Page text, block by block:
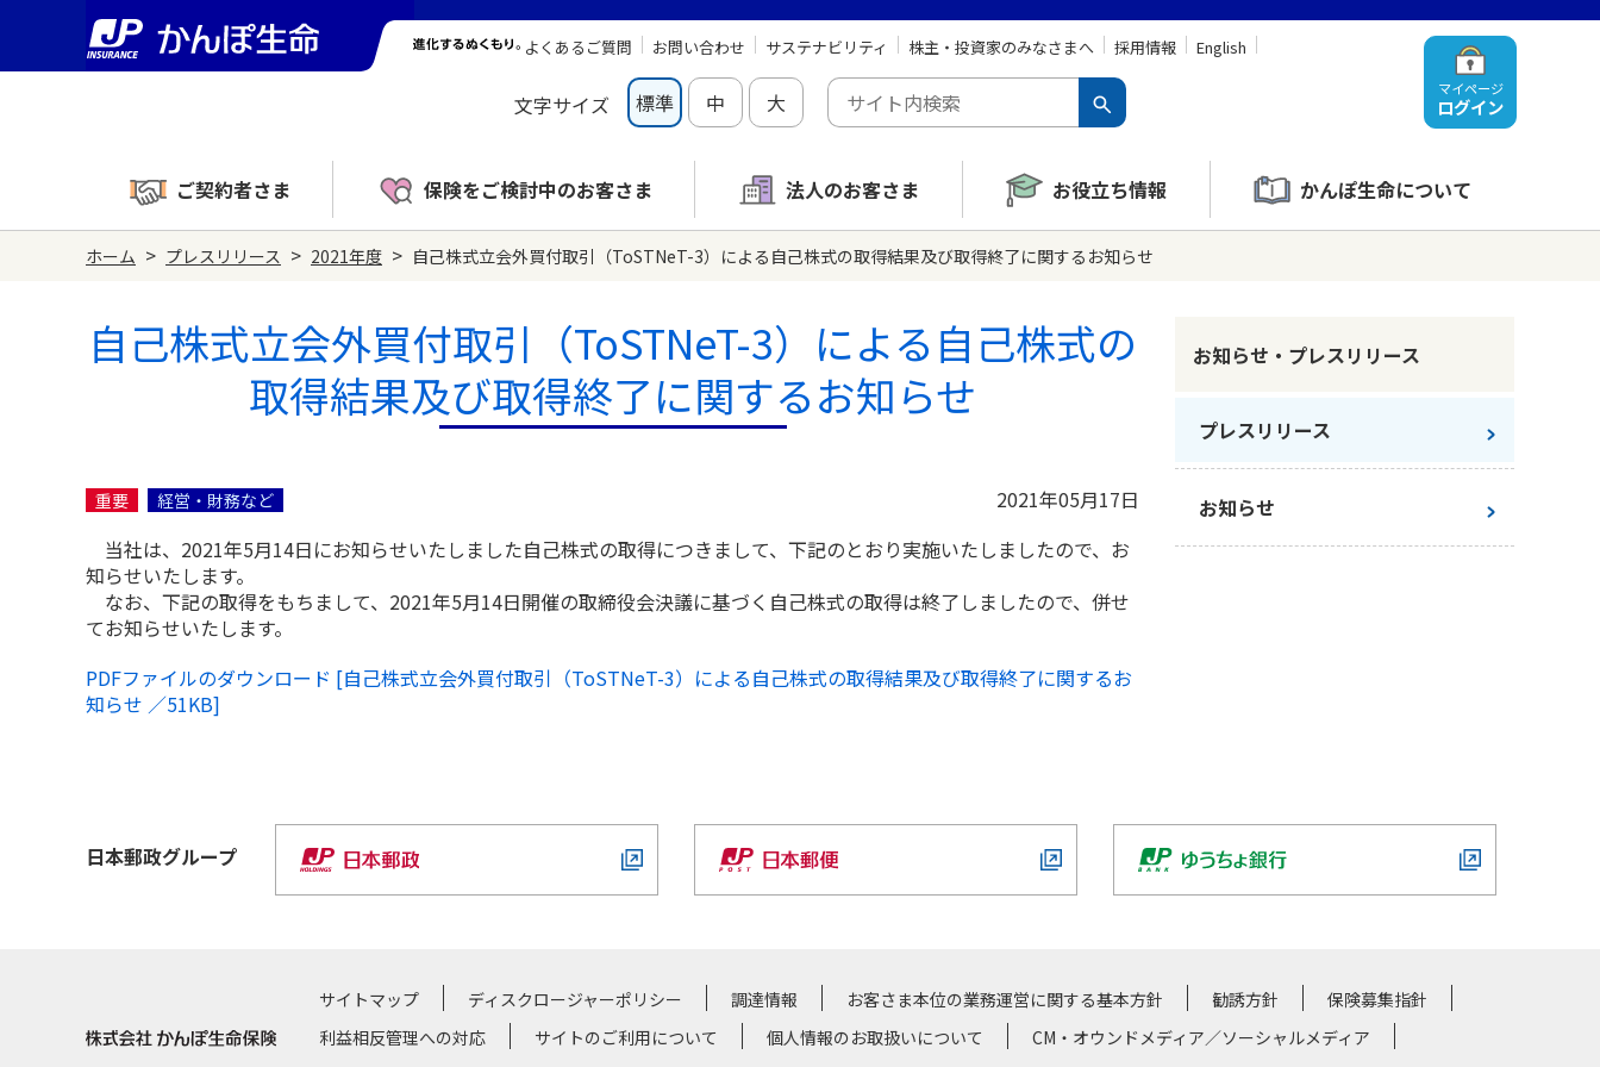
マイページ
ログイン
よくあるご質問 お問い合わせ サステナビリティ 株主・投資家のみなさまへ 採用情報 English
文字サイズ 標準 中 大
ご契約者さま 保険をご検討中のお客さま 法人のお客さま お役立ち情報 かんぽ生命について
ホーム > プレスリリース > 2021年度 > 自己株式立会外買付取引（ToSTNeT-3）による自己株式の取得結果及び取得終了に関するお知らせ
自己株式立会外買付取引（ToSTNeT-3）による自己株式の
取得結果及び取得終了に関するお知らせ
重要 経営・財務など
2021年05月17日
当社は、2021年5月14日にお知らせいたしました自己株式の取得につきまして、下記のとおり実施いたしましたので、お
知らせいたします。
なお、下記の取得をもちまして、2021年5月14日開催の取締役会決議に基づく自己株式の取得は終了しましたので、併せ
てお知らせいたします。
PDFファイルのダウンロード [自己株式立会外買付取引（ToSTNeT-3）による自己株式の取得結果及び取得終了に関するお
知らせ ／51KB]
お知らせ・プレスリリース
プレスリリース
お知らせ
日本郵政グループ
サイトマップ ディスクロージャーポリシー 調達情報 お客さま本位の業務運営に関する基本方針 勧誘方針
保険募集指針
利益相反管理への対応
サイトのご利用について 個人情報のお取扱いについて
CM・オウンドメディア／ソーシャルメディア